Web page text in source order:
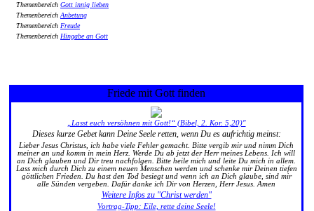
Themenbereich Gott innig lieben
ThemenbereichAnbetung
Themenbereich Freude
Themenbereich Hingabe an Gott
Friede mit Gott finden
„Lasst euch versöhnen mit Gott!“ (Bibel, 2. Kor. 5,20)"
Dieses kurze Gebet kann Deine Seele retten, wenn Du es aufrichtig meinst:
Lieber Jesus Christus, ich habe viele Fehler gemacht. Bitte vergib mir und nimm Dich
meiner an und komm in mein Herz. Werde Du ab jetzt der Herr meines Lebens. Ich will
an Dich glauben und Dir treu nachfolgen. Bitte heile mich und leite Du mich in allem.
Lass mich durch Dich zu einem neuen Menschen werden und schenke mir Deinen tiefen
göttlichen Frieden. Du hast den Tod besiegt und wenn ich an Dich glaube, sind mir
alle Sünden vergeben. Dafür danke ich Dir von Herzen, Herr Jesus. Amen
Weitere Infos zu "Christ werden"
Vortrag-Tipp: Eile, rette deine Seele!